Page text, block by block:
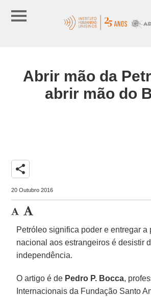
Abrir mão da
abrir mão do
share
20 Outubro 2016
Petróleo significa poder e entregar a
nacional aos estrangeiros é desistir
independência.
O artigo é de Pedro P. Bocca,
Internacionais da Fundação Santo